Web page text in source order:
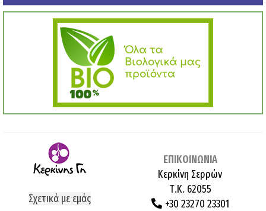
Σχετικά με εμάς
ΕΠΙΚΟΙΝΩΝΙΑ
Κερκίνη Σερρών
Τ.Κ. 62055
+30 23270 23301